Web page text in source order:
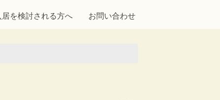
居を検討される方へ お問い合わせ